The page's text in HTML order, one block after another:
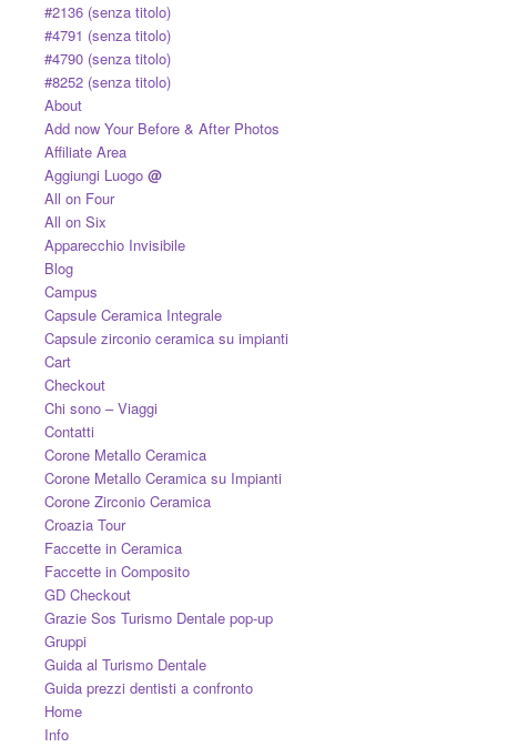
#2136 (senza titolo)
#4791 (senza titolo)
#4790 (senza titolo)
#8252 (senza titolo)
About
Add now Your Before & After Photos
Affiliate Area
Aggiungi Luogo @
All on Four
All on Six
Apparecchio Invisibile
Blog
Campus
Capsule Ceramica Integrale
Capsule zirconio ceramica su impianti
Cart
Checkout
Chi sono – Viaggi
Contatti
Corone Metallo Ceramica
Corone Metallo Ceramica su Impianti
Corone Zirconio Ceramica
Croazia Tour
Faccette in Ceramica
Faccette in Composito
GD Checkout
Grazie Sos Turismo Dentale pop-up
Gruppi
Guida al Turismo Dentale
Guida prezzi dentisti a confronto
Home
Info